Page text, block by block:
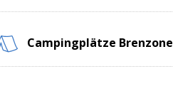
Campingplätze Brenzone